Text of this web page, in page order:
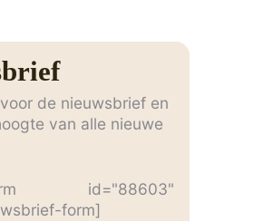
de nieuwsbrief en
van alle nieuwe
id="88603"
form]